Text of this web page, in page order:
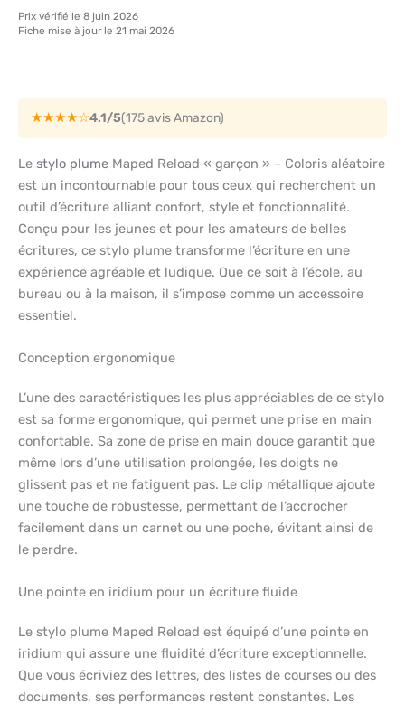
Prix vérifié le 8 juin 2026
Fiche mise à jour le 21 mai 2026
★★★★☆4.1/5(175 avis Amazon)
Le stylo plume Maped Reload « garçon » – Coloris aléatoire
est un incontournable pour tous ceux qui recherchent un
outil d’écriture alliant confort, style et fonctionnalité.
Conçu pour les jeunes et pour les amateurs de belles
écritures, ce stylo plume transforme l’écriture en une
expérience agréable et ludique. Que ce soit à l’école, au
bureau ou à la maison, il s’impose comme un accessoire
essentiel.
Conception ergonomique
L’une des caractéristiques les plus appréciables de ce stylo
est sa forme ergonomique, qui permet une prise en main
confortable. Sa zone de prise en main douce garantit que
même lors d’une utilisation prolongée, les doigts ne
glissent pas et ne fatiguent pas. Le clip métallique ajoute
une touche de robustesse, permettant de l’accrocher
facilement dans un carnet ou une poche, évitant ainsi de
le perdre.
Une pointe en iridium pour un écriture fluide
Le stylo plume Maped Reload est équipé d’une pointe en
iridium qui assure une fluidité d’écriture exceptionnelle.
Que vous écriviez des lettres, des listes de courses ou des
documents, ses performances restent constantes. Les